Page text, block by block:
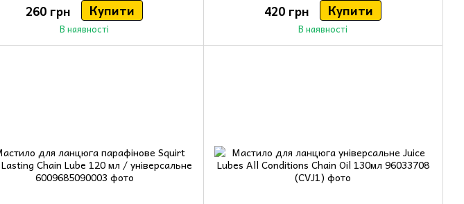
260 грн Купити
В наявності
420 грн Купити
В наявності